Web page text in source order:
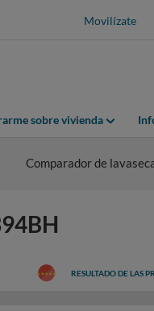
Movilízate
sobre vivienda
Comparador de
RESULTADO DE LAS